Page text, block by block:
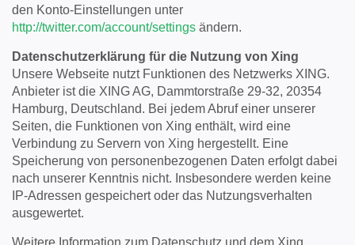
den Konto-Einstellungen unter
http://twitter.com/account/settings ändern.
Datenschutzerklärung für die Nutzung von Xing
Unsere Webseite nutzt Funktionen des Netzwerks XING.
Anbieter ist die XING AG, Dammtorstraße 29-32, 20354
Hamburg, Deutschland. Bei jedem Abruf einer unserer
Seiten, die Funktionen von Xing enthält, wird eine
Verbindung zu Servern von Xing hergestellt. Eine
Speicherung von personenbezogenen Daten erfolgt dabei
nach unserer Kenntnis nicht. Insbesondere werden keine
IP-Adressen gespeichert oder das Nutzungsverhalten
ausgewertet.
Weitere Information zum Datenschutz und dem Xing